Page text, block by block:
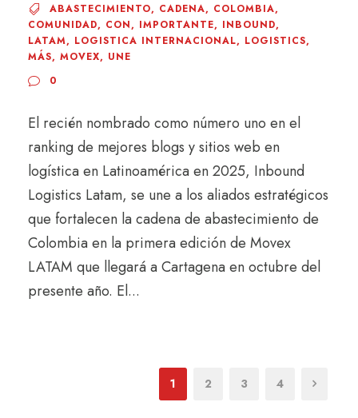
ABASTECIMIENTO, CADENA, COLOMBIA,
COMUNIDAD, CON, IMPORTANTE, INBOUND,
LATAM, LOGISTICA INTERNACIONAL, LOGISTICS,
MÁS, MOVEX, UNE
0
El recién nombrado como número uno en el
ranking de mejores blogs y sitios web en
logística en Latinoamérica en 2025, Inbound
Logistics Latam, se une a los aliados estratégicos
que fortalecen la cadena de abastecimiento de
Colombia en la primera edición de Movex
LATAM que llegará a Cartagena en octubre del
presente año. El...
1 2 3 4